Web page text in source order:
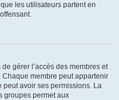
les utilisateurs partent en
gérer l’accès des membres et
membre peut appartenir
avoir ses permissions. La
groupes permet aux